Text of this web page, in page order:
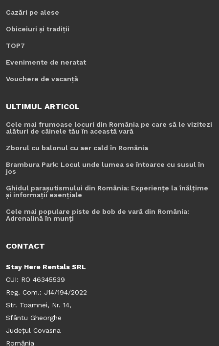
Cazări pe alese
Obiceiuri și tradiții
TOP7
Evenimente de neratat
Vouchere de vacanță
ULTIMUL ARTICOL
Cele mai frumoase locuri din România pe care să le vizitezi
alături de câinele tău în această vară
Zborul cu balonul cu aer cald în România
Brambura Park: Locul unde lumea se întoarce cu susul în
jos
Ghidul parașutismului din România: Experiențe la înălțime
și informații esențiale
Cele mai populare piste de bob de vară din România:
Adrenalină în munți
CONTACT
Stay Here Rentals SRL
CUI: RO 46345539
Reg. Com.: J14/194/2022
Str. Toamnei, Nr. 14,
Sfântu Gheorghe
Județul Covasna
România